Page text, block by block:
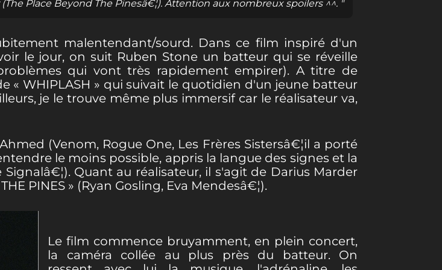
Place Beyond The Pinesâ€¦). Attention aux nombreux spoilers ^^. "
malentendant/sourd. Dans ce film inspiré d'un
le jour, on suit Ruben Stone un batteur qui se réveille
qui vont très rapidement empirer). A titre de
« WHIPLASH » qui suivait le quotidien d'un jeune batteur
je le trouve même plus immersif car le réalisateur va,
(Venom, Rogue One, Les Frères Sistersâ€¦il a porté
le moins possible, appris la langue des signes et la
Quant au réalisateur, il s'agit de Darius Marder
PINES » (Ryan Gosling, Eva Mendesâ€¦).
Le film commence bruyamment, en plein concert,
la caméra collée au plus près du batteur. On